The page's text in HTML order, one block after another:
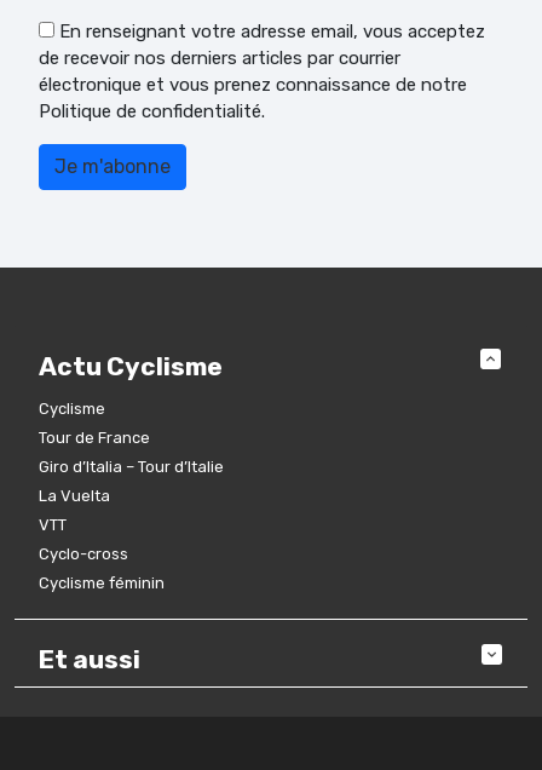
En renseignant votre adresse email, vous acceptez
de recevoir nos derniers articles par courrier
électronique et vous prenez connaissance de notre
Politique de confidentialité.
Actu Cyclisme
Cyclisme
Tour de France
Giro d’Italia – Tour d’Italie
La Vuelta
VTT
Cyclo-cross
Cyclisme féminin
Et aussi